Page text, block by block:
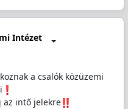
Intézet
a csalók közüzemi
az intő jelekre